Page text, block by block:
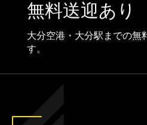
無料送迎あり
大分空港・大分駅までの無
す。